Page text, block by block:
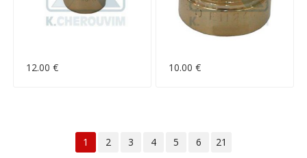
12.00 € 10.00 €
1 2 3 4 5 6 21